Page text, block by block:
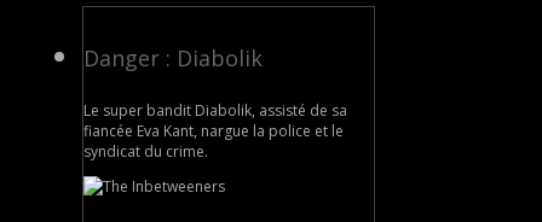
Danger : Diabolik
Le super bandit Diabolik, assisté de sa
fiancée Eva Kant, nargue la police et le
syndicat du crime.